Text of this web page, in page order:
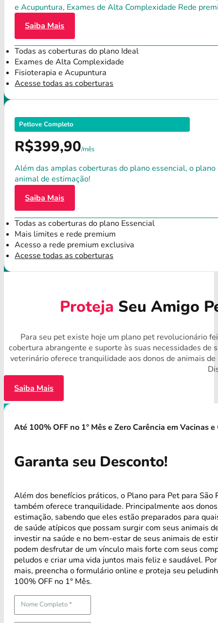
e Acupuntura, Exames de Alta Complexidade Rede
Saiba Mais
Todas as coberturas do plano Ideal
Exames de Alta Complexidade
Fisioterapia e Acupuntura
Acesse todas as coberturas
Petlove Completo
R$399,90/mês
Além das amplas coberturas do plano essencial, o
animal de estimação!
Saiba Mais
Todas as coberturas do plano Essencial
Mais limites e rede premium
Acesso a rede premium exclusiva
Acesse todas as coberturas
Proteja Seu Amigo
Para seu pet existe hoje um plano pet revolucionário
cobertura abrangente e suporte às suas necessidades
veterinário oferece tranquilidade aos donos de animais
Saiba Mais
Até 100% OFF no 1° Mês e Zero Carência em Vacinas
Garanta seu Desconto!
Além dos benefícios práticos, o Plano para Pet para São
também oferece tranquilidade. Principalmente aos
estimação, sabendo que eles estão preparados para
de saúde atípicos que possam surgir com seus animais
investir na saúde e no bem-estar de seus animais de
podem desfrutar de um vínculo mais forte com seus
peludos e criar uma vida juntos mais feliz e saudável.
mais, preencha o formulário online e proteja seu
100% OFF no 1° Mês.